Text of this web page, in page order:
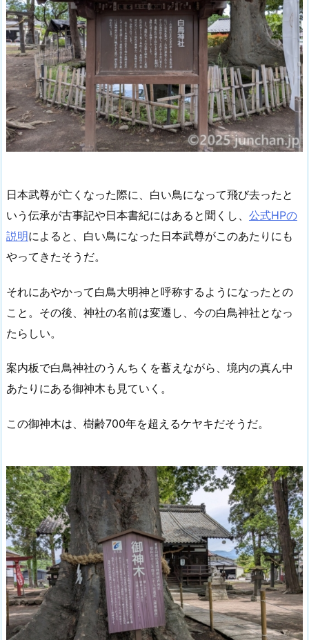
日本武尊が亡くなった際に、白い鳥になって飛び去ったと
いう伝承が古事記や日本書紀にはあると聞くし、 公式HPの
説明によると、白い鳥になった日本武尊がこのあたりにも
やってきたそうだ。
それにあやかって白鳥大明神と呼称するようになったとの
こと。その後、神社の名前は変遷し、今の白鳥神社となっ
たらしい。
案内板で白鳥神社のうんちくを蓄えながら、境内の真ん中
あたりにある御神木も見ていく。
この御神木は、樹齢700年を超えるケヤキだそうだ。